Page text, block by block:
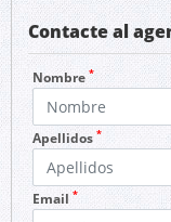
Contacte al
Nombre *
Apellidos *
Email *